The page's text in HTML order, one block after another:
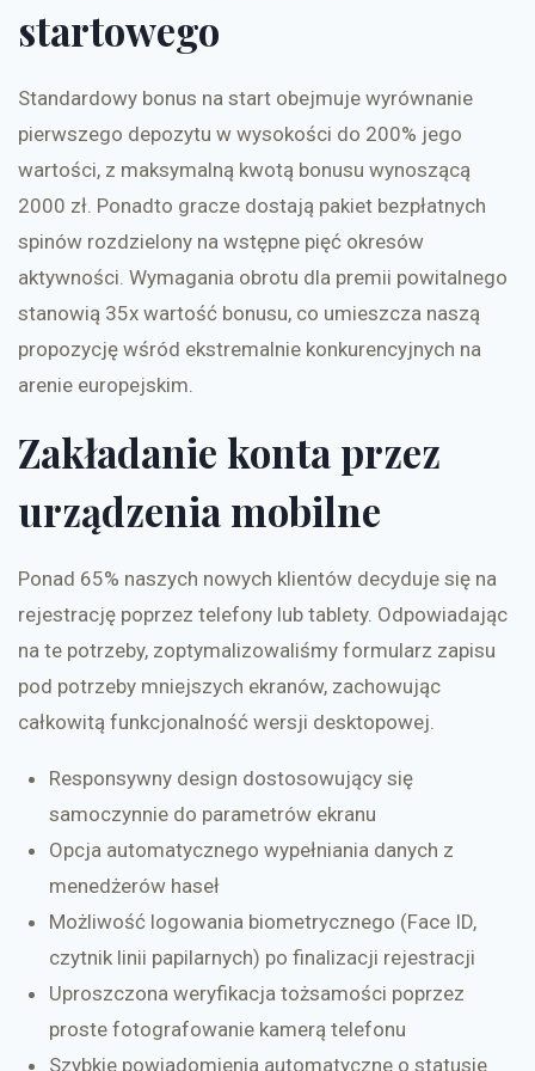
startowego
Standardowy bonus na start obejmuje wyrównanie
pierwszego depozytu w wysokości do 200% jego
wartości, z maksymalną kwotą bonusu wynoszącą
2000 zł. Ponadto gracze dostają pakiet bezpłatnych
spinów rozdzielony na wstępne pięć okresów
aktywności. Wymagania obrotu dla premii powitalnego
stanowią 35x wartość bonusu, co umieszcza naszą
propozycję wśród ekstremalnie konkurencyjnych na
arenie europejskim.
Zakładanie konta przez
urządzenia mobilne
Ponad 65% naszych nowych klientów decyduje się na
rejestrację poprzez telefony lub tablety. Odpowiadając
na te potrzeby, zoptymalizowaliśmy formularz zapisu
pod potrzeby mniejszych ekranów, zachowując
całkowitą funkcjonalność wersji desktopowej.
Responsywny design dostosowujący się
samoczynnie do parametrów ekranu
Opcja automatycznego wypełniania danych z
menedżerów haseł
Możliwość logowania biometrycznego (Face ID,
czytnik linii papilarnych) po finalizacji rejestracji
Uproszczona weryfikacja tożsamości poprzez
proste fotografowanie kamerą telefonu
Szybkie powiadomienia automatyczne o statusie